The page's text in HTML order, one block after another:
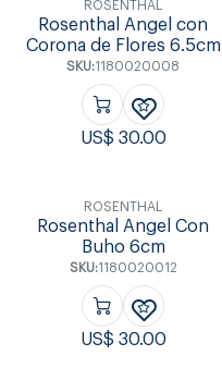
ROSENTHAL
Rosenthal Angel con
Corona de Flores 6.5cm
SKU:1180020008
US$ 30.00
ROSENTHAL
Rosenthal Angel Con
Buho 6cm
SKU:1180020012
US$ 30.00